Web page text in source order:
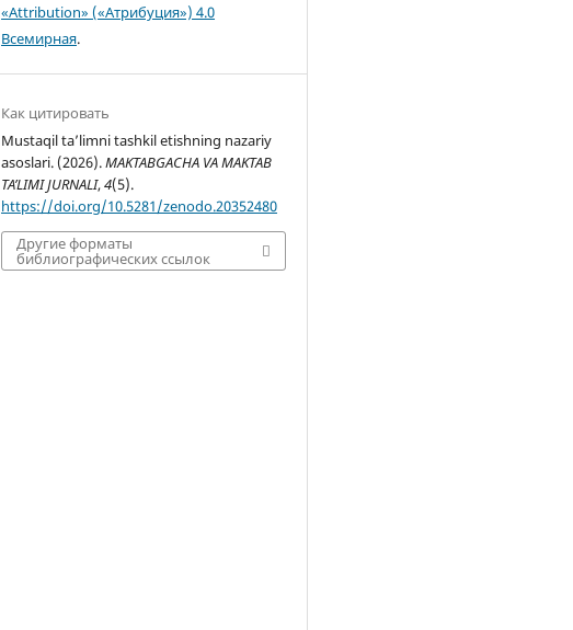
«Attribution» («Атрибуция») 4.0
Всемирная.
Как цитировать
Mustaqil ta’limni tashkil etishning nazariy
asoslari. (2026).MAKTABGACHA VA MAKTAB
TA’LIMI JURNALI,4(5).
https://doi.org/10.5281/zenodo.20352480
Другие форматы
библиографических ссылок